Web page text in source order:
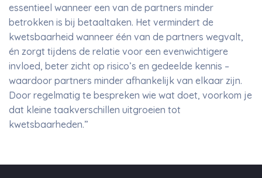
essentieel wanneer een van de partners minder
betrokken is bij betaaltaken. Het vermindert de
kwetsbaarheid wanneer één van de partners wegvalt,
én zorgt tijdens de relatie voor een evenwichtigere
invloed, beter zicht op risico’s en gedeelde kennis –
waardoor partners minder afhankelijk van elkaar zijn.
Door regelmatig te bespreken wie wat doet, voorkom je
dat kleine taakverschillen uitgroeien tot
kwetsbaarheden.”